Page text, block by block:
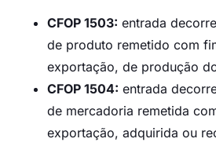
CFOP 1503: entrada
de produto remetido com
exportação, de produção
CFOP 1504: entrada
de mercadoria remetida
exportação, adquirida ou